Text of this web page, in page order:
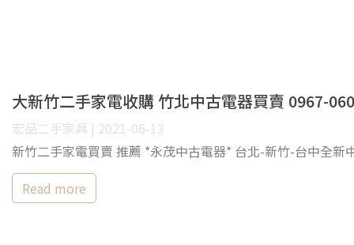
大新竹二手家電收購 竹北中古電器買賣 0967-
宏品二手家具 | 2021-06-13
新竹二手家電買賣 推薦 *永茂中古電器* 台北-新竹-台中全
Read more